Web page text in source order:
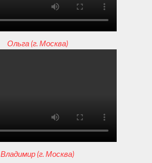
Ольга (г. Москва)
Владимир (г. Москва)